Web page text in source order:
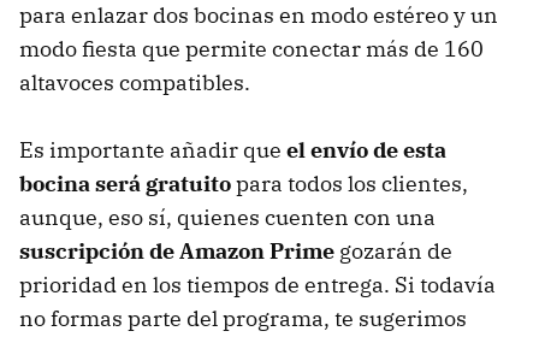
para enlazar dos bocinas en modo estéreo y un
modo fiesta que permite conectar más de 160
altavoces compatibles.
Es importante añadir que el envío de esta
bocina será gratuitopara todos los clientes,
aunque, eso sí, quienes cuenten con una
suscripción de Amazon Prime gozarán de
prioridad en los tiempos de entrega. Si todavía
no formas parte del programa, te sugerimos